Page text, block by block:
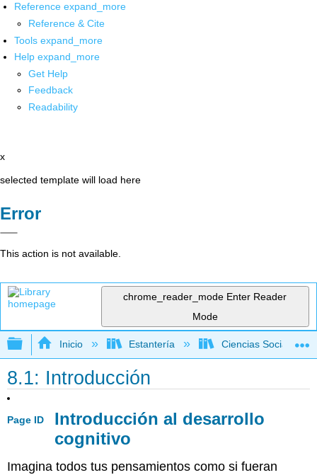
Reference expand_more
Reference & Cite
Tools expand_more
Help expand_more
Get Help
Feedback
Readability
x
selected template will load here
Error
This action is not available.
chrome_reader_mode Enter Reader
Mode
Expandir/contraer jerarquía global
Inicio Estantería Ciencias Sociales
8.1: Introducción
Page ID
Introducción al desarrollo
cognitivo
Imagina todos tus pensamientos como si fueran